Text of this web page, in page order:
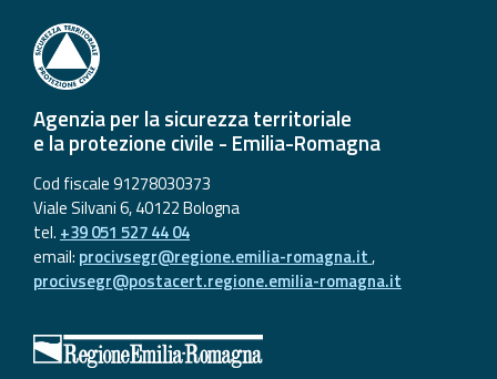
Agenzia per la sicurezza territoriale
e la protezione civile - Emilia-Romagna
Cod fiscale 91278030373
Viale Silvani 6, 40122 Bologna
tel. +39 051 527 44 04
email: procivsegr@regione.emilia-romagna.it,
procivsegr@postacert.regione.emilia-romagna.it